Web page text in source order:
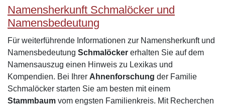
Namensherkunft Schmalöcker und
Namensbedeutung
Für weiterführende Informationen zur Namensherkunft und
Namensbedeutung Schmalöcker erhalten Sie auf dem
Namensauszug einen Hinweis zu Lexikas und
Kompendien. Bei Ihrer Ahnenforschung der Familie
Schmalöcker starten Sie am besten mit einem
Stammbaum vom engsten Familienkreis. Mit Recherchen